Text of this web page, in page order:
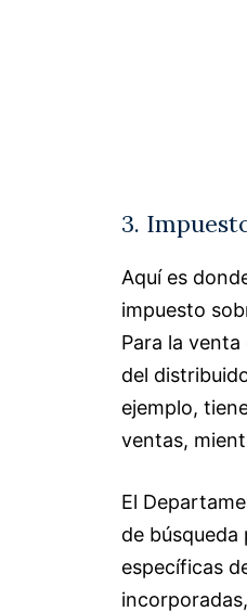
3.
Aquí es
impuesto
Para la
del
ejemplo,
ventas,
El
de
específicas